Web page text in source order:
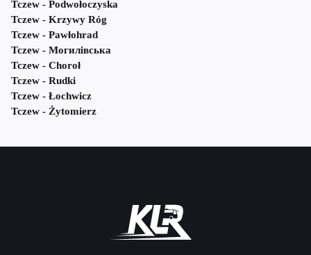
Tczew - Podwołoczyska
Tczew - Krzywy Róg
Tczew - Pawłohrad
Tczew - Могилівська
Tczew - Choroł
Tczew - Rudki
Tczew - Łochwicz
Tczew - Żytomierz